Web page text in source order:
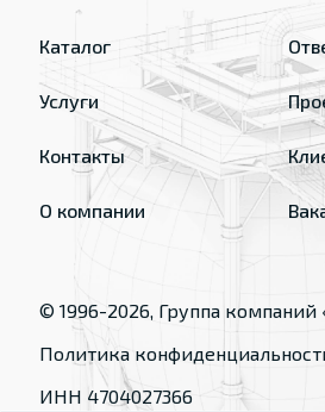
Каталог
Услуги
Контакты
О компании
© 1996-2026, Группа компаний
Политика
ИНН 4704027366